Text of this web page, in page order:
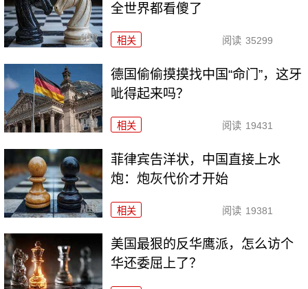
全世界都看傻了
相关 阅读 35299
德国偷偷摸摸找中国“命门”，这牙
呲得起来吗？
相关 阅读 19431
菲律宾告洋状，中国直接上水
炮：炮灰代价才开始
相关 阅读 19381
美国最狠的反华鹰派，怎么访个
华还委屈上了？